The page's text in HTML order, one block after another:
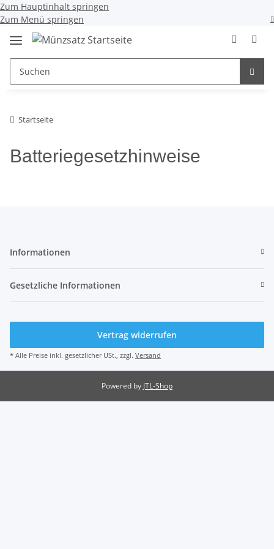
Zum Hauptinhalt springen
Zum Menü springen
Startseite
Batteriegesetzhinweise
Informationen
Gesetzliche Informationen
Vertrag widerrufen
* Alle Preise inkl. gesetzlicher USt., zzgl. Versand
Powered by JTL-Shop